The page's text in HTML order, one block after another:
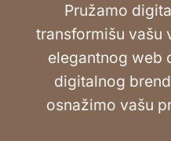
Pružamo
transformišu vašu
elegantnog web
digitalnog
osnažimo vašu